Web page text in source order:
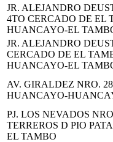
JR. ALEJANDRO
4TO CERCADO DE EL
HUANCAYO-EL
JR. ALEJANDRO
CERCADO DE EL
HUANCAYO-EL
AV. GIRALDEZ NRO.
HUANCAYO-
PJ. LOS NEVADOS
TERREROS D PIO
EL TAMBO